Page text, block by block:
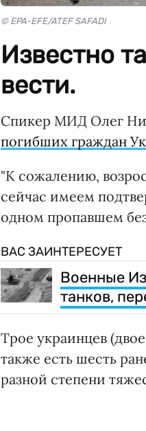
© EPA-EFE/ATEF SAFADI
Известно
вести.
Спикер МИД Олег
погибших граждан
"К сожалению,
сейчас имеем
одном пропавшем
ВАС ЗАИНТЕРЕСУЕТ
Военные
танков,
Трое украинцев
также есть шесть
разной степени